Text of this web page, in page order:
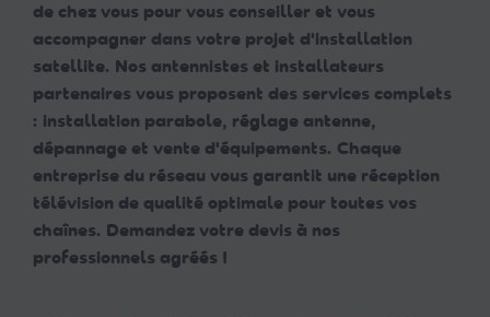
de chez vous pour vous conseiller et vous
accompagner dans votre projet d'installation
satellite. Nos antennistes et installateurs
partenaires vous proposent des services complets
: installation parabole, réglage antenne,
dépannage et vente d'équipements. Chaque
entreprise du réseau vous garantit une réception
télévision de qualité optimale pour toutes vos
chaînes. Demandez votre devis à nos
professionnels agréés !